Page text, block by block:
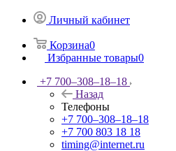
Личный кабинет
Корзина0
Избранные товары0
+7 700‒308‒18‒18
Назад
Телефоны
+7 700‒308‒18‒18
+7 700 803 18 18
timing@internet.ru